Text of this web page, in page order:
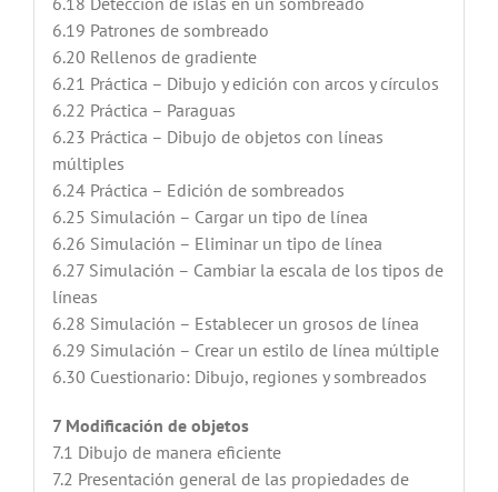
6.19 Patrones de sombreado
6.20 Rellenos de gradiente
6.21 Práctica – Dibujo y edición con arcos y círculos
6.22 Práctica – Paraguas
6.23 Práctica – Dibujo de objetos con líneas
múltiples
6.24 Práctica – Edición de sombreados
6.25 Simulación – Cargar un tipo de línea
6.26 Simulación – Eliminar un tipo de línea
6.27 Simulación – Cambiar la escala de los tipos de
líneas
6.28 Simulación – Establecer un grosos de línea
6.29 Simulación – Crear un estilo de línea múltiple
6.30 Cuestionario: Dibujo, regiones y sombreados
7 Modificación de objetos
7.1 Dibujo de manera eficiente
7.2 Presentación general de las propiedades de